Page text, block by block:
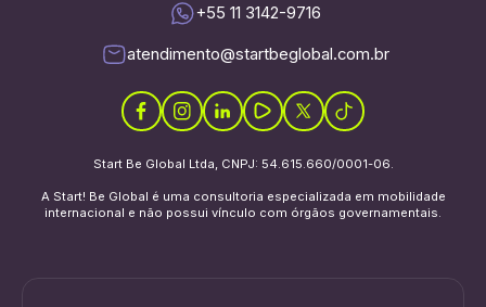
+55 11 3142-9716
atendimento@startbeglobal.com.br
Start Be Global Ltda, CNPJ: 54.615.660/0001-06.
A Start! Be Global é uma consultoria especializada em mobilidade
internacional e não possui vínculo com órgãos governamentais.